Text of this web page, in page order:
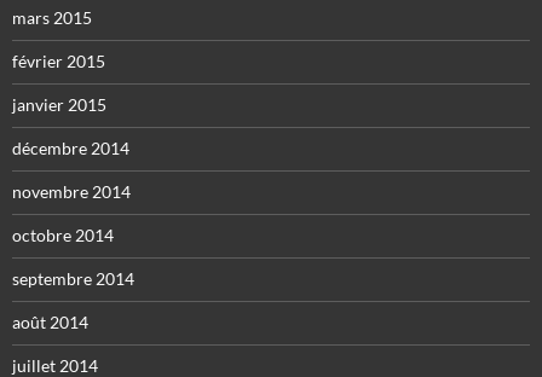
mars 2015
février 2015
janvier 2015
décembre 2014
novembre 2014
octobre 2014
septembre 2014
août 2014
juillet 2014